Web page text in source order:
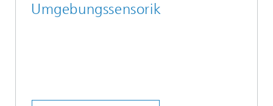
Umgebungssensorik